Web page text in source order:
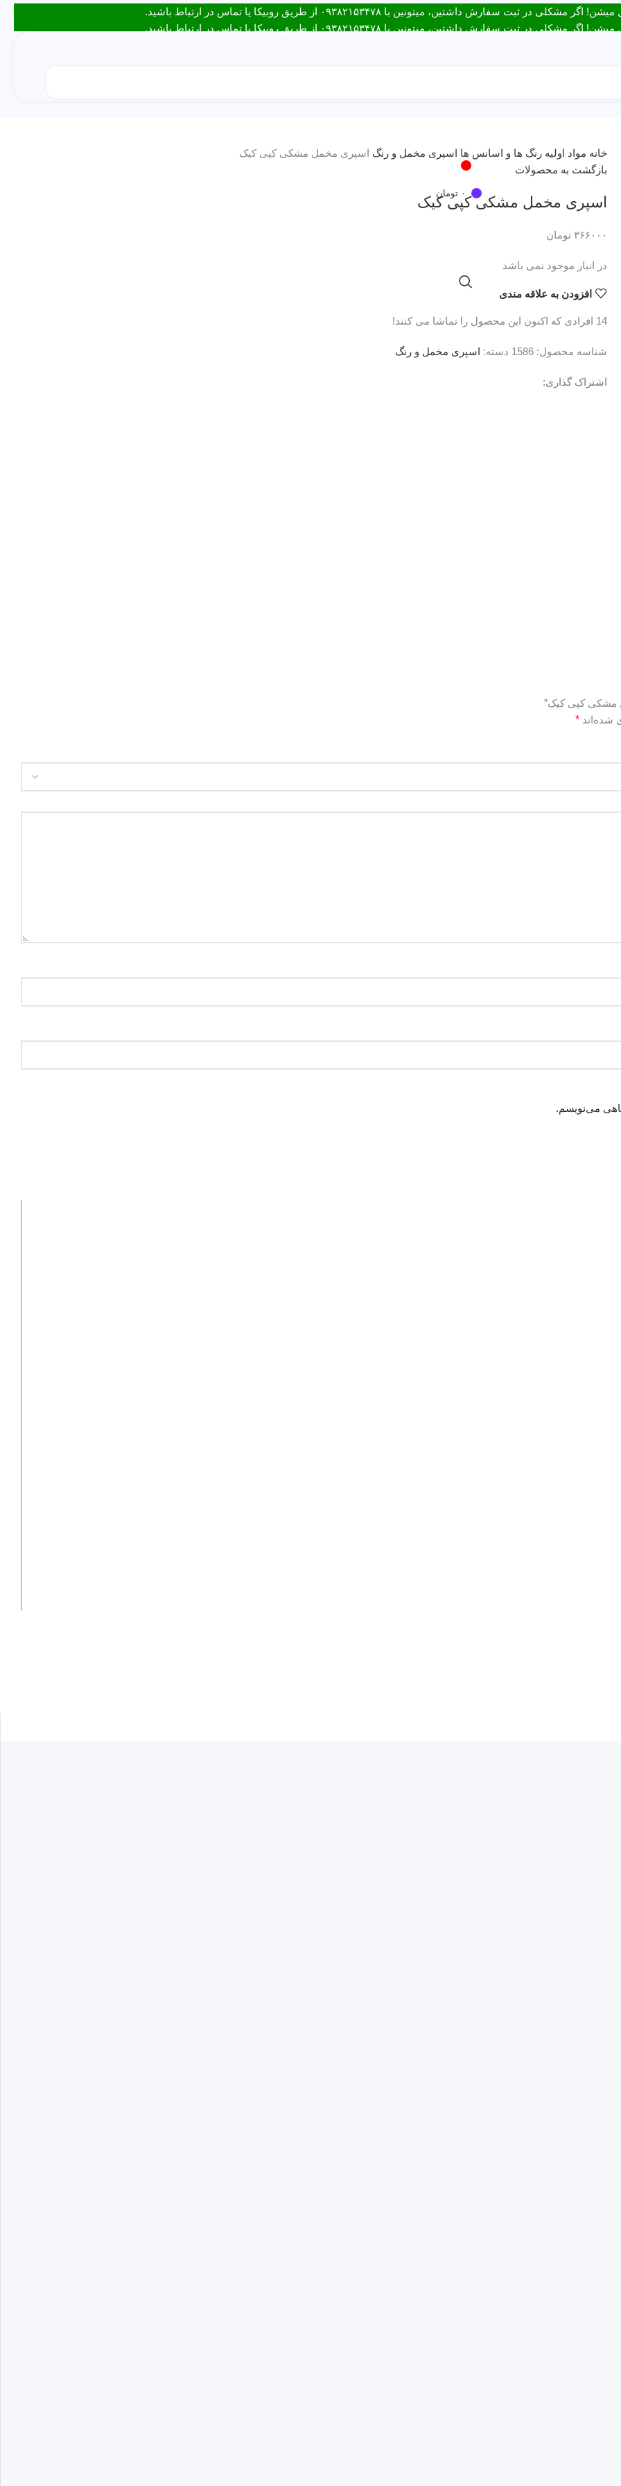
داشتین، میتونین با ۰۹۳۸۲۱۵۳۴۷۸ از طریق روبیکا یا تماس در ارتباط باشید.
داشتین، میتونین با ۰۹۳۸۲۱۵۳۴۷۸ از طریق روبیکا یا تماس در ارتباط باشید.
۰ تومان
ورود / ثبت نام
خانه مواد اولیه رنگ ها و اسانس ها اسپری مخمل و رنگ اسپری مخمل مشکی کپی کیک
بازگشت به محصولات
اسپری مخمل مشکی کپی کیک
۳۶۶۰۰۰ تومان
در انبار موجود نمی باشد
افزودن به علاقه مندی
14 افرادی که اکنون این محصول را تماشا می کنند!
شناسه محصول: 1586 دسته: اسپری مخمل و رنگ
اشتراک گذاری:
مشکی کپی کیک”
شده‌اند *
می‌نویسم.